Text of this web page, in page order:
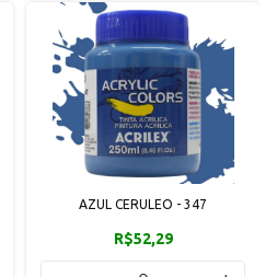
AZUL CERULEO - 347
R$52,29